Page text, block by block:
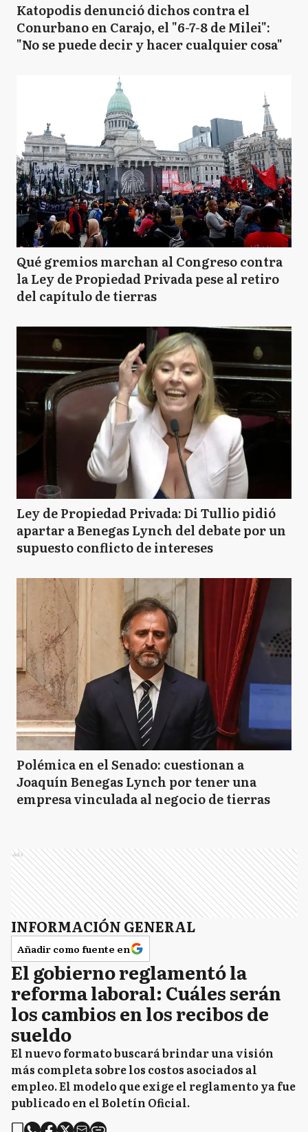
Katopodis denunció dichos contra el
Conurbano en Carajo, el "6-7-8 de Milei":
"No se puede decir y hacer cualquier cosa"
Qué gremios marchan al Congreso contra
la Ley de Propiedad Privada pese al retiro
del capítulo de tierras
Ley de Propiedad Privada: Di Tullio pidió
apartar a Benegas Lynch del debate por un
supuesto conflicto de intereses
Polémica en el Senado: cuestionan a
Joaquín Benegas Lynch por tener una
empresa vinculada al negocio de tierras
Ads
INFORMACIÓN GENERAL
Añadir como fuente en
El gobierno reglamentó la
reforma laboral: Cuáles serán
los cambios en los recibos de
sueldo
El nuevo formato buscará brindar una visión
más completa sobre los costos asociados al
empleo. El modelo que exige el reglamento ya fue
publicado en el Boletín Oficial.